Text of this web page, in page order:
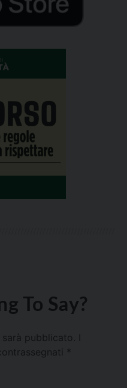
To Say?
pubblicato.
*